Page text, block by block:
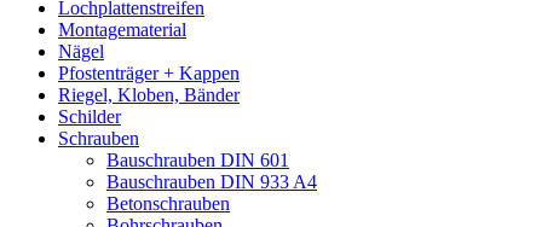
Lochplattenstreifen
Montagematerial
Nägel
Pfostenträger + Kappen
Riegel, Kloben, Bänder
Schilder
Schrauben
Bauschrauben DIN 601
Bauschrauben DIN 933 A4
Betonschrauben